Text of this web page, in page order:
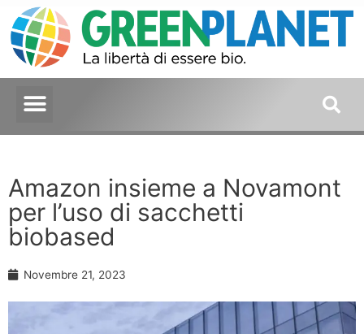
Amazon insieme a Novamont
per l’uso di sacchetti
biobased
Novembre 21, 2023